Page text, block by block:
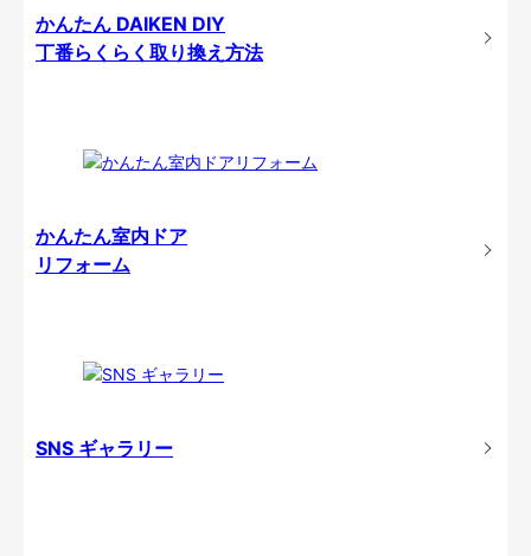
かんたん DAIKEN DIY
丁番らくらく取り換え方法
かんたん室内ドア
リフォーム
SNS ギャラリー